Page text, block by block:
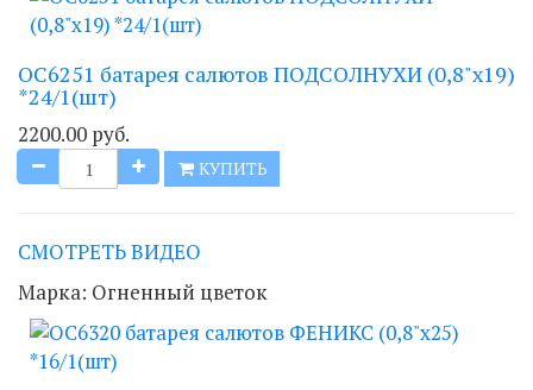
ОС6251 батарея салютов ПОДСОЛНУХИ (0,8"х19)
*24/1(шт)
2200.00 руб.
КУПИТЬ
СМОТРЕТЬ ВИДЕО
Марка: Огненный цветок